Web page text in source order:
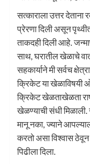
सत्काराला उत्तर देताना
प्रेरणा दिली असून
ताकदही दिली आहे.
साथ, घरातील खेळाचे
सहकार्याने मी सर्वच
क्रिकेट या खेळाविषयी
क्रिकेट खेळताखेळता
खेळण्याची संधी
मानू नका, ज्याने
करतो असा विश्वास ठेवून
पिढीला दिला.